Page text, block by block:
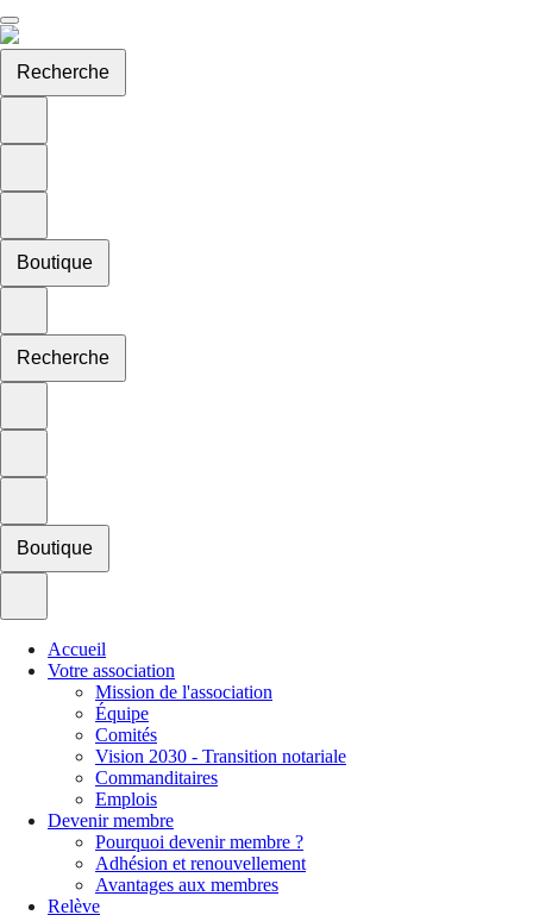
Recherche
Boutique
Recherche
Boutique
Accueil
Votre association
Mission de l'association
Équipe
Comités
Vision 2030 - Transition notariale
Commanditaires
Emplois
Devenir membre
Pourquoi devenir membre ?
Adhésion et renouvellement
Avantages aux membres
Relève